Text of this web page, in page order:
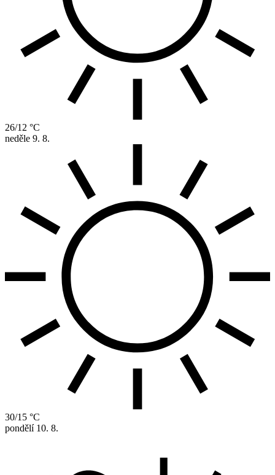
26/12 °C
neděle 9. 8.
30/15 °C
pondělí 10. 8.